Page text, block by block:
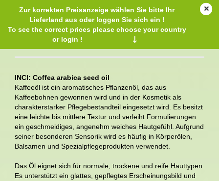
Zur korrekten Preisanzeige wählen Sie bitte Ihr
Lieferland aus oder loggen Sie sich ein !
To see the correct prices please choose your country
or login !
↓
INCI: Coffea arabica seed oil
Kaffeeöl ist ein aromatisches Pflanzenöl, das aus
Kaffeebohnen gewonnen wird und in der Kosmetik als
charakterstarker Pflegebestandteil eingesetzt wird. Es besitzt
eine leichte bis mittlere Textur und verleiht Formulierungen
ein geschmeidiges, angenehm weiches Hautgefühl. Aufgrund
seiner besonderen Sensorik wird es häufig in Körperölen,
Balsamen und Spezialpflegeprodukten verwendet.
Das Öl eignet sich für normale, trockene und reife Hauttypen.
Es unterstützt ein glattes, gepflegtes Erscheinungsbild und